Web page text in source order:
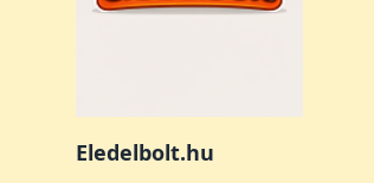
Eledelbolt.hu